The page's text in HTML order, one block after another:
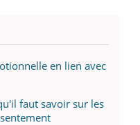
en lien avec
faut savoir sur les